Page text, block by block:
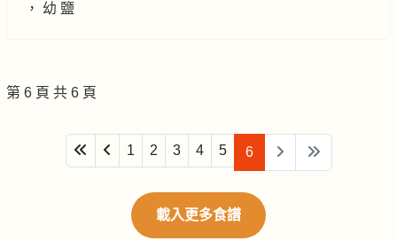
， 幼 鹽
第 6 頁 共 6 頁
1 2 3 4 5 6
載入更多食譜